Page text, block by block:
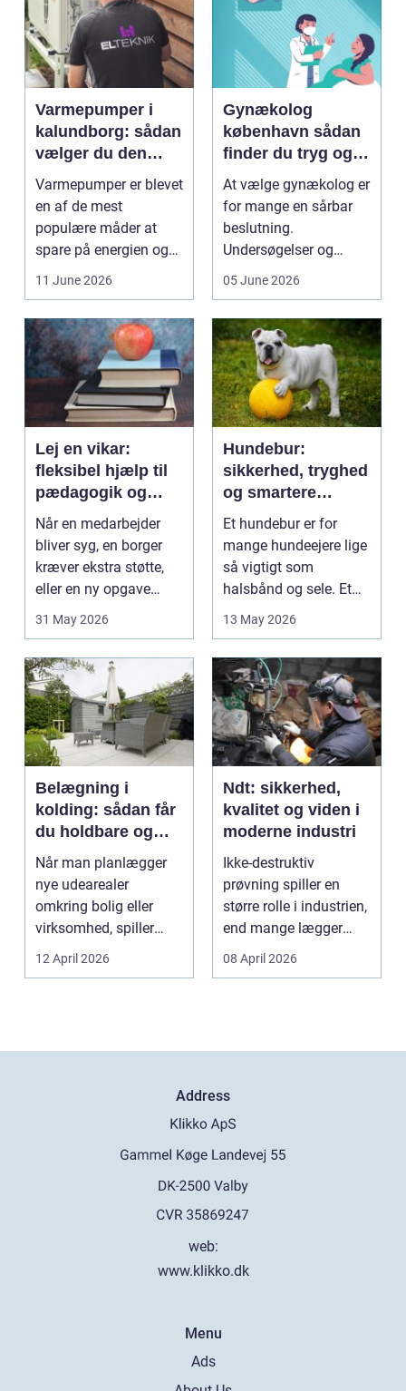
Varmepumper i
kalundborg: sådan
vælger du den
rigtige løsning
Varmepumper er blevet
en af de mest
populære måder at
spare på energien og
11 June 2026
Gynækolog
københavn sådan
finder du tryg og
professionel hjælp
At vælge gynækolog er
for mange en sårbar
beslutning.
Undersøgelser og
05 June 2026
Lej en vikar:
fleksibel hjælp til
pædagogik og
sundhed
Når en medarbejder
bliver syg, en borger
kræver ekstra støtte,
eller en ny opgave
31 May 2026
Hundebur:
sikkerhed, tryghed
og smartere
hverdag med hund
Et hundebur er for
mange hundeejere lige
så vigtigt som
halsbånd og sele. Et
13 May 2026
Belægning i
kolding: sådan får
du holdbare og
flotte udearealer
Når man planlægger
nye udearealer
omkring bolig eller
virksomhed, spiller
belægningen en helt
centra...
12 April 2026
Ndt: sikkerhed,
kvalitet og viden i
moderne industri
Ikke-destruktiv
prøvning spiller en
større rolle i industrien,
end mange lægger
mærke til i hverdage...
08 April 2026
Address
web:
www.klikko.dk
Menu
Ads